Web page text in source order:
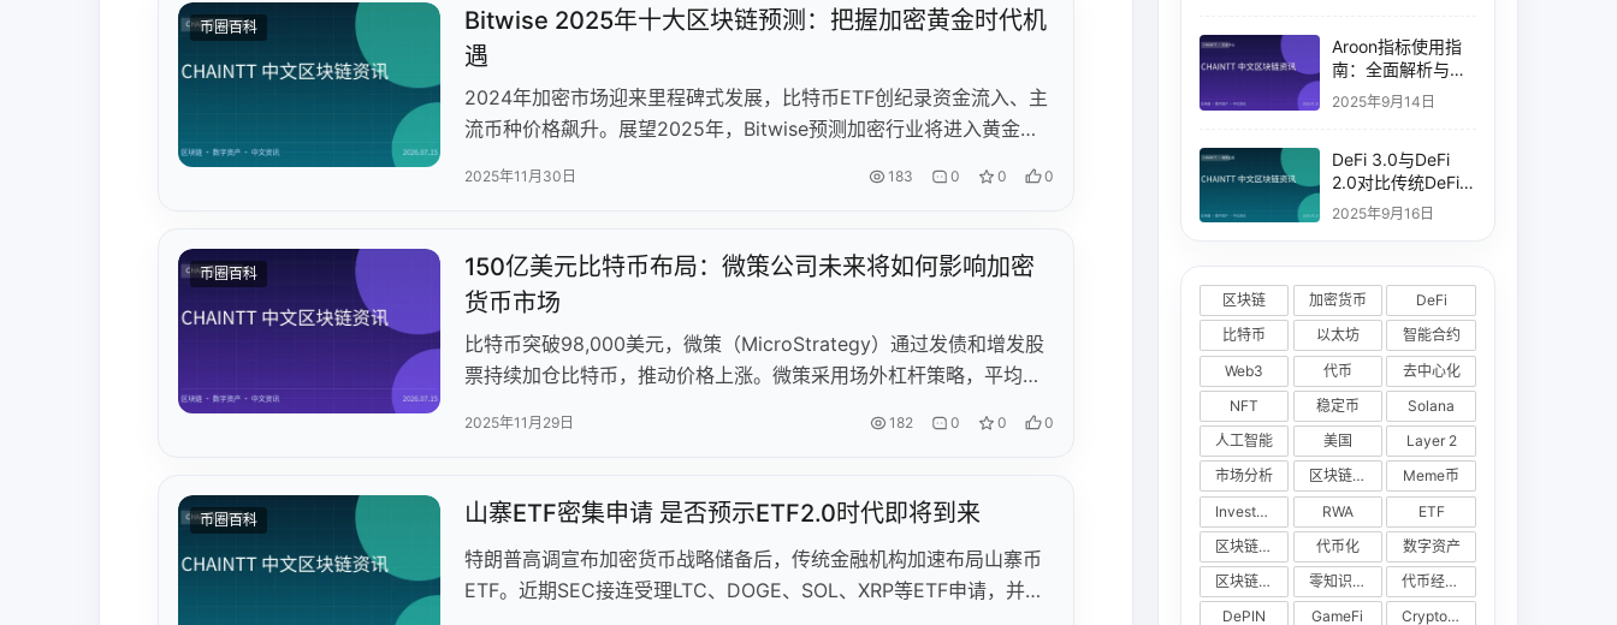
场分化明显，比特币受益于机构资金流入，而山寨币表现依赖美联储
降息带来的流动性改善。
币圈百科
Bitwise 2025年十大区块链预测：把握加密黄金时代机
遇
2024年加密市场迎来里程碑式发展，比特币ETF创纪录资金流入、主
流币种价格飙升。展望2025年，Bitwise预测加密行业将进入黄金时
750美元；现货ETF资金流入持续放量，Coinbase市值有望超越传统
元；加密企业IPO潮、国家比特币储备翻倍、AI驱动Meme币爆发等趋
势将重塑行业格局。长期来看，比特币可能在2029年突破百万美元关
口。
2025年11月30日 183 0 0 0
币圈百科
150亿美元比特币布局：微策公司未来将如何影响加密
货币市场
比特币突破98,000美元，微策（MicroStrategy）通过发债和增发股
票持续加仓比特币，推动价格上涨。微策采用场外杠杆策略，平均成
售压力。与Luna不同，微策的安全垫更厚，且比特币市场更稳定。微
巨鲸是微策的主要潜在威胁，但若形成默契，比特币价格或将继续攀
升。
2025年11月29日 182 0 0 0
币圈百科 山寨ETF密集申请 是否预示ETF2.0时代即将到来
特朗普高调宣布加密货币战略储备后，传统金融机构加速布局山寨币
ETF。近期SEC接连受理LTC、DOGE、SOL、XRP等ETF申请，并新
Aroon指标使用指
南：全面解析与实
战应用
2025年9月14日
DeFi 3.0与DeFi
2.0对比传统DeFi的
差异与优势分析
2025年9月16日
区块链 加密货币
DeFi
比特币
以太坊
智能合约
Web3
代币
去中心化
NFT
稳定币
Solana
人工智能
美国
Layer 2
市场分析
区块链技术
Meme币
Investments
RWA
ETF
区块链安全
代币化
数字资产
区块链游戏
零知识证明
代币经济学
DePIN
GameFi Cryptocurrency Exchange